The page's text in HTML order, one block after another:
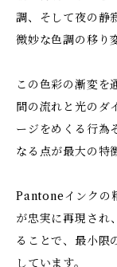
調、そして夜の静
微妙な色調の移り
この色彩の漸変を
間の流れと光のダ
ージをめくる行為
なる点が最大の特
Pantoneインクの
が忠実に再現され
ることで、最小限
しています。